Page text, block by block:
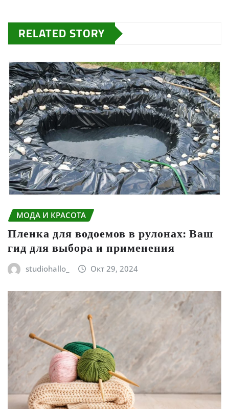
RELATED STORY
МОДА И КРАСОТА
Пленка для водоемов в рулонах: Ваш
гид для выбора и применения
studiohallo_ Окт 29, 2024